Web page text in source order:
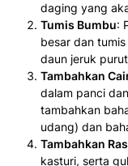
daging yang
Tumis Bumbu:
besar dan
daun jeruk
Tambahkan
dalam panci
tambahkan
udang) dan
Tambahkan
kasturi, serta